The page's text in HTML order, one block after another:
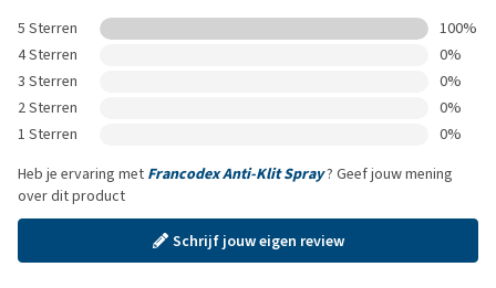
5 Sterren
100%
4 Sterren
0%
3 Sterren
0%
2 Sterren
0%
1 Sterren
0%
Heb je ervaring met Francodex Anti-Klit Spray? Geef jouw mening
over dit product
Schrijf jouw eigen review